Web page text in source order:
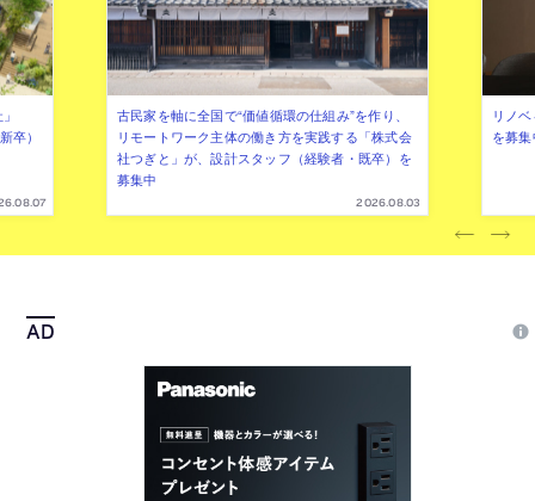
卒）
古民家を軸に全国で“価値循環の仕組み”を作り、
リモートワーク主体の働き方を実践する「株式会
社つぎと」が、設計スタッフ（経験者・既卒）を
募集中
2026.08.03
リノ
を募